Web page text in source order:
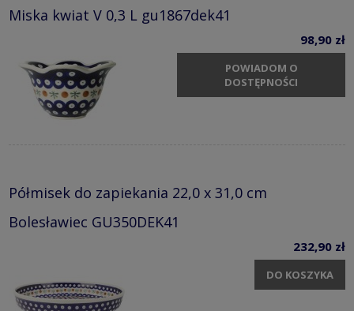
Miska kwiat V 0,3 L gu1867dek41
98,90 zł
POWIADOM O
DOSTĘPNOŚCI
Półmisek do zapiekania 22,0 x 31,0 cm
Bolesławiec GU350DEK41
232,90 zł
DO KOSZYKA